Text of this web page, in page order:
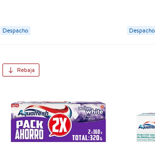
Despacho Despacho
Rebaja